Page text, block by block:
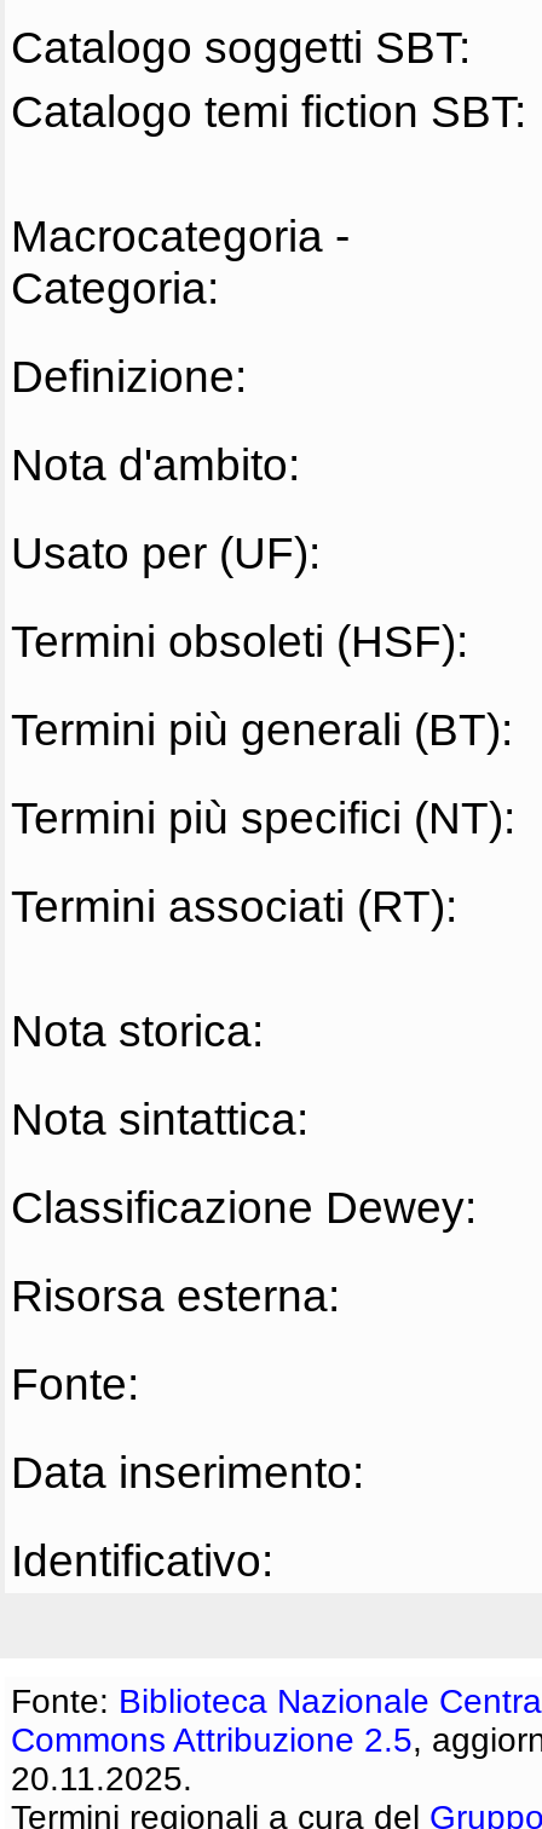
Catalogo soggetti SBT:
Catalogo temi fiction SBT:
Macrocategoria -
Categoria:
Definizione:
Nota d'ambito:
Usato per (UF):
Termini obsoleti (HSF):
Termini più generali (BT):
Termini più specifici (NT):
Termini associati (RT):
Nota storica:
Nota sintattica:
Classificazione Dewey:
Risorsa esterna:
Fonte:
Data inserimento:
Identificativo:
Fonte: Biblioteca Nazionale
Commons Attribuzione 2.5,
20.11.2025.
Termini regionali a cura del